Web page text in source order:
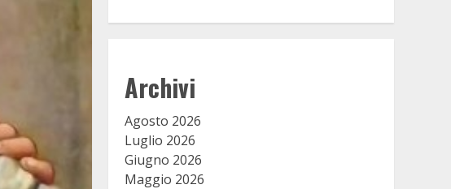
Archivi
Agosto 2026
Luglio 2026
Giugno 2026
Maggio 2026